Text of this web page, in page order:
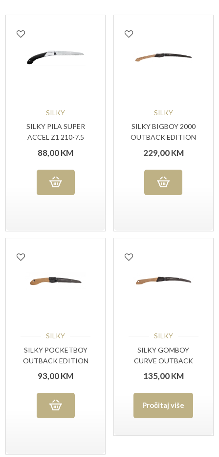
SILKY
SILKY PILA SUPER
ACCEL Z1 210-7.5
88,00KM
SILKY
SILKY BIGBOY 2000
OUTBACK EDITION
229,00KM
SILKY
SILKY POCKETBOY
OUTBACK EDITION
93,00KM
SILKY
SILKY GOMBOY
CURVE OUTBACK
EDITION
135,00KM
Pročitaj više